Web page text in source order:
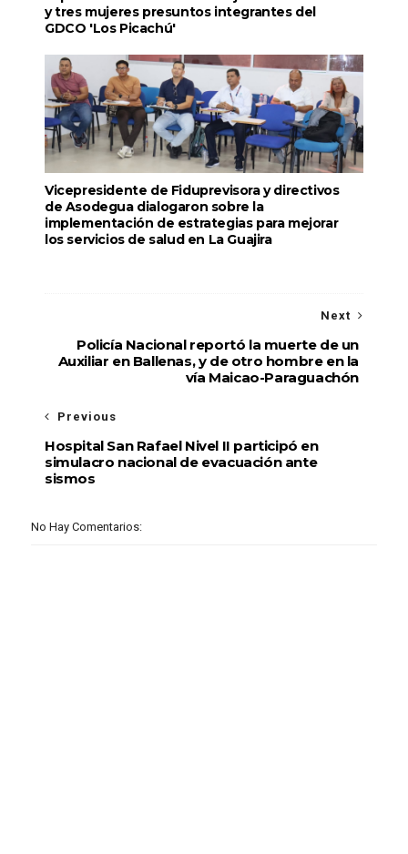
y tres mujeres presuntos integrantes del
GDCO 'Los Picachú'
Vicepresidente de Fiduprevisora y directivos
de Asodegua dialogaron sobre la
implementación de estrategias para mejorar
los servicios de salud en La Guajira
Next
Policía Nacional reportó la muerte de un
Auxiliar en Ballenas, y de otro hombre en la
vía Maicao-Paraguachón
Previous
Hospital San Rafael Nivel II participó en
simulacro nacional de evacuación ante
sismos
No Hay Comentarios: